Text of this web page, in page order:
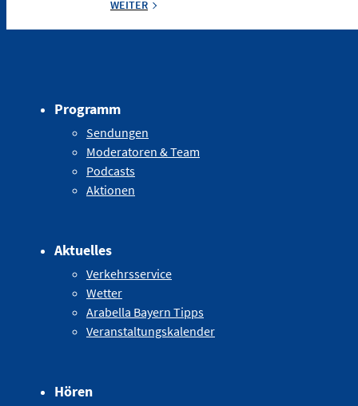
WEITER
Programm
Sendungen
Moderatoren & Team
Podcasts
Aktionen
Aktuelles
Verkehrsservice
Wetter
Arabella Bayern Tipps
Veranstaltungskalender
Hören